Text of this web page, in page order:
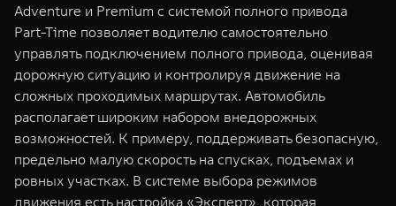
Adventure и Premium с системой полного привода
Part-Time позволяет водителю самостоятельно
управлять подключением полного привода, оценивая
дорожную ситуацию и контролируя движение на
сложных проходимых маршрутах. Автомобиль
располагает широким набором внедорожных
возможностей. К примеру, поддерживать безопасную,
предельно малую скорость на спусках, подъемах и
ровных участках. В системе выбора режимов
движения есть настройка «Эксперт», которая